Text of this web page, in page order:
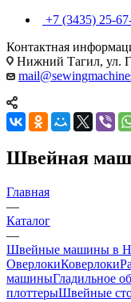
+7 (3435) 25-
Контактная
Нижний Тагил, ул.
Швейная
Главная
—
Каталог
—
Швейные машины в
ОверлокиКоверлоки
машиныГладильное
плоттерыШвейные